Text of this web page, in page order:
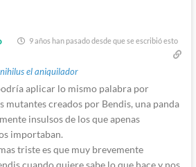
9 años han pasado desde que se escribió esto
el aniquilador
aplicar lo mismo palabra por
mutantes creados por Bendis, una panda
insulsos de los que apenas
importaban.
triste es que muy brevemente